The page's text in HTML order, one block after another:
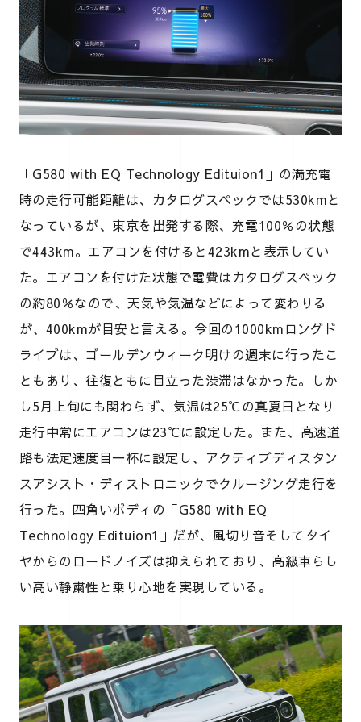
「G580 with EQ Technology Edituion1」の満充電
時の走行可能距離は、カタログスペックでは530kmと
なっているが、東京を出発する際、充電100％の状態
で443km。エアコンを付けると423kmと表示してい
た。エアコンを付けた状態で電費はカタログスペック
の約80％なので、天気や気温などによって変わりる
が、400kmが目安と言える。今回の1000kmロングド
ライブは、ゴールデンウィーク明けの週末に行ったこ
ともあり、往復ともに目立った渋滞はなかった。しか
し5月上旬にも関わらず、気温は25℃の真夏日となり
走行中常にエアコンは23℃に設定した。また、高速道
路も法定速度目一杯に設定し、アクティブディスタン
スアシスト・ディストロニックでクルージング走行を
行った。四角いボディの「G580 with EQ
Technology Edituion1」だが、風切り音そしてタイ
ヤからのロードノイズは抑えられており、高級車らし
い高い静粛性と乗り心地を実現している。